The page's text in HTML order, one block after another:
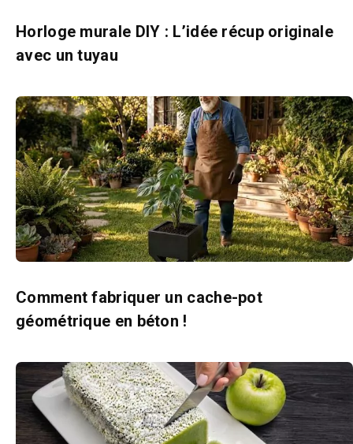
Horloge murale DIY : L’idée récup originale
avec un tuyau
Comment fabriquer un cache-pot
géométrique en béton !